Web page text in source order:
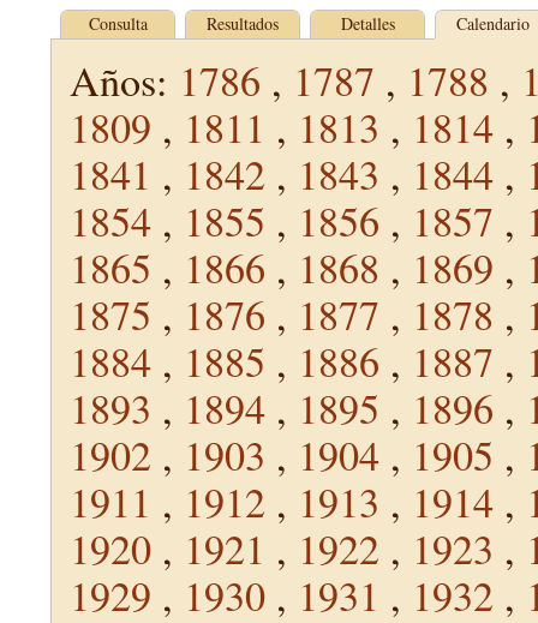
Consulta Resultados Detalles Calendario
Años: 1786 , 1787 , 1788 ,
1809 , 1811 , 1813 , 1814 ,
1841 , 1842 , 1843 , 1844 ,
1854 , 1855 , 1856 , 1857 ,
1865 , 1866 , 1868 , 1869 ,
1875 , 1876 , 1877 , 1878 ,
1884 , 1885 , 1886 , 1887 ,
1893 , 1894 , 1895 , 1896 ,
1902 , 1903 , 1904 , 1905 ,
1911 , 1912 , 1913 , 1914 ,
1920 , 1921 , 1922 , 1923 ,
1929 , 1930 , 1931 , 1932 ,